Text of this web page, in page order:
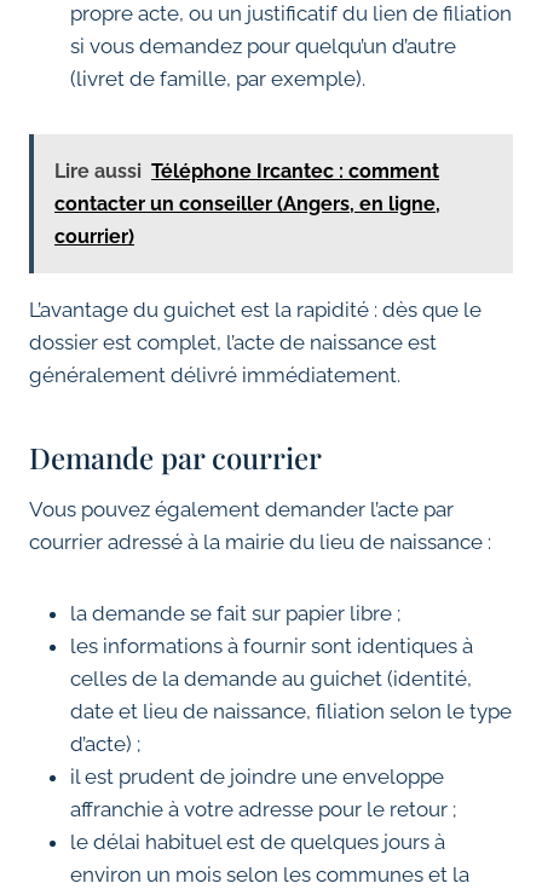
propre acte, ou un justificatif du lien de filiation
si vous demandez pour quelqu’un d’autre
(livret de famille, par exemple).
Lire aussi Téléphone Ircantec : comment
contacter un conseiller (Angers, en ligne,
courrier)
L’avantage du guichet est la rapidité : dès que le
dossier est complet, l’acte de naissance est
généralement délivré immédiatement.
Demande par courrier
Vous pouvez également demander l’acte par
courrier adressé à la mairie du lieu de naissance :
la demande se fait sur papier libre ;
les informations à fournir sont identiques à
celles de la demande au guichet (identité,
date et lieu de naissance, filiation selon le type
d’acte) ;
il est prudent de joindre une enveloppe
affranchie à votre adresse pour le retour ;
le délai habituel est de quelques jours à
environ un mois selon les communes et la